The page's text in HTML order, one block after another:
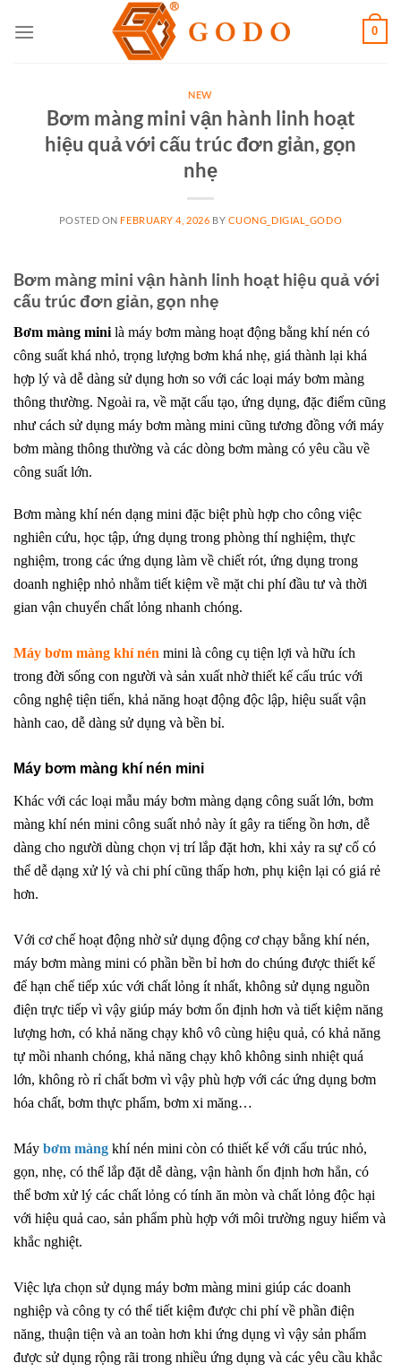
0
NEW
Bơm màng mini vận hành linh hoạt
hiệu quả với cấu trúc đơn giản, gọn
nhẹ
POSTED ON FEBRUARY 4, 2026 BY CUONG_DIGIAL_GODO
Bơm màng mini vận hành linh hoạt hiệu quả với
cấu trúc đơn giản, gọn nhẹ
Bơm màng mini là máy bơm màng hoạt động bằng khí nén có
công suất khá nhỏ, trọng lượng bơm khá nhẹ, giá thành lại khá
hợp lý và dễ dàng sử dụng hơn so với các loại máy bơm màng
thông thường. Ngoài ra, về mặt cấu tạo, ứng dụng, đặc điểm cũng
như cách sử dụng máy bơm màng mini cũng tương đồng với máy
bơm màng thông thường và các dòng bơm màng có yêu cầu về
công suất lớn.
Bơm màng khí nén dạng mini đặc biệt phù hợp cho công việc
nghiên cứu, học tập, ứng dụng trong phòng thí nghiệm, thực
nghiệm, trong các ứng dụng làm về chiết rót, ứng dụng trong
doanh nghiệp nhỏ nhằm tiết kiệm về mặt chi phí đầu tư và thời
gian vận chuyển chất lỏng nhanh chóng.
Máy bơm màng khí nén mini là công cụ tiện lợi và hữu ích
trong đời sống con người và sản xuất nhờ thiết kế cấu trúc với
công nghệ tiện tiến, khả năng hoạt động độc lập, hiệu suất vận
hành cao, dễ dàng sử dụng và bền bỉ.
Máy bơm màng khí nén mini
Khác với các loại mẫu máy bơm màng dạng công suất lớn, bơm
màng khí nén mini công suất nhỏ này ít gây ra tiếng ồn hơn, dễ
dàng cho người dùng chọn vị trí lắp đặt hơn, khi xảy ra sự cố có
thể dễ dạng xử lý và chi phí cũng thấp hơn, phụ kiện lại có giá rẻ
hơn.
Với cơ chế hoạt động nhờ sử dụng động cơ chạy bằng khí nén,
máy bơm màng mini có phần bền bỉ hơn do chúng được thiết kế
để hạn chế tiếp xúc với chất lỏng ít nhất, không sử dụng nguồn
điện trực tiếp vì vậy giúp máy bơm ổn định hơn và tiết kiệm năng
lượng hơn, có khả năng chạy khô vô cùng hiệu quả, có khả năng
tự mồi nhanh chóng, khả năng chạy khô không sinh nhiệt quá
lớn, không rò rỉ chất bơm vì vậy phù hợp với các ứng dụng bơm
hóa chất, bơm thực phẩm, bơm xi măng…
Máy bơm màng khí nén mini còn có thiết kế với cấu trúc nhỏ,
gọn, nhẹ, có thể lắp đặt dễ dàng, vận hành ổn định hơn hẳn, có
thể bơm xử lý các chất lỏng có tính ăn mòn và chất lỏng độc hại
với hiệu quả cao, sản phẩm phù hợp với môi trường nguy hiểm và
khắc nghiệt.
Việc lựa chọn sử dụng máy bơm màng mini giúp các doanh
nghiệp và công ty có thể tiết kiệm được chi phí về phần điện
năng, thuận tiện và an toàn hơn khi ứng dụng vì vậy sản phẩm
được sử dụng rộng rãi trong nhiều ứng dụng và các yêu cầu khắc